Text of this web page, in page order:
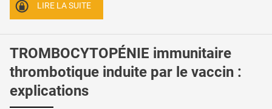
LIRE LA SUITE
TROMBOCYTOPÉNIE immunitaire
thrombotique induite par le vaccin :
explications